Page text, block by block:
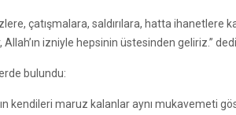
çatışmalara, saldırılara, hatta ihanetlere
izniyle hepsinin üstesinden geliriz.” dedi.
bulundu:
kendileri maruz kalanlar aynı mukavemeti